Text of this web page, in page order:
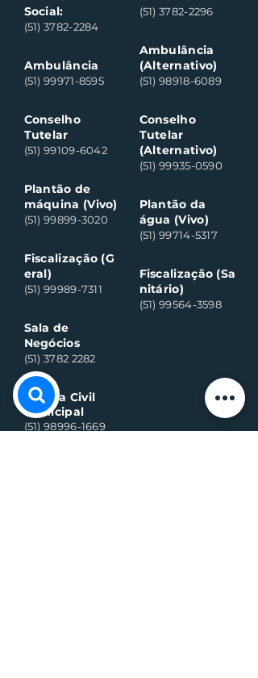
Social:
(51) 3782-2284
Ambulância
(51) 99971-8595
Conselho
Tutelar
(51) 99109-6042
Plantão de
máquina (Vivo)
(51) 99899-3020
Fiscalização (G
eral)
(51) 99989-7311
Sala de
Negócios
(51) 3782 2282
Defesa Civil
Municipal
(51) 98996-1669
(51) 3782-2296
Ambulância
(Alternativo)
(51) 98918-6089
Conselho
Tutelar
(Alternativo)
(51) 99935-0590
Plantão da
água (Vivo)
(51) 99714-5317
Fiscalização (Sa
nitário)
(51) 99564-3598